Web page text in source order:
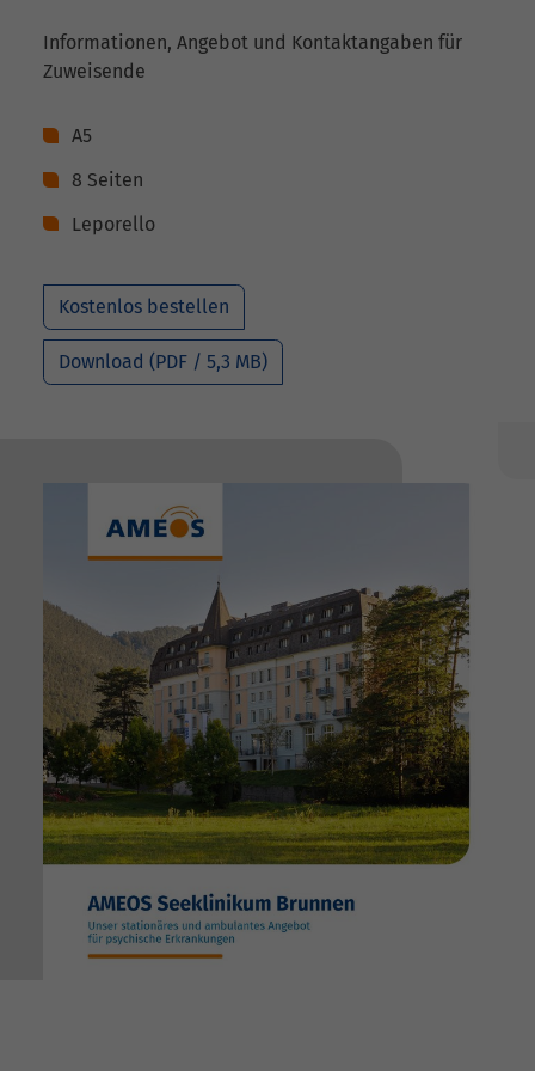
Informationen, Angebot und Kontaktangaben für
Zuweisende
A5
8 Seiten
Leporello
Kostenlos bestellen
Download (PDF / 5,3 MB)